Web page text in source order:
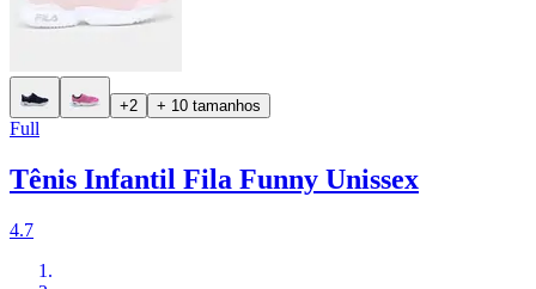
+2 + 10 tamanhos
Full
Tênis Infantil Fila Funny Unissex
4.7